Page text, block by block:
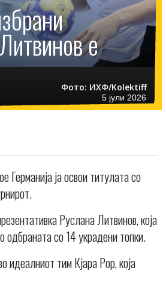
е
5 јули 2026
Фото: ИХФ/Kolektiff
Германија ја освои титулата со
Руслана Литвинов, која
одбраната со 14 украдени топки.
идеалниот тим Кјара Рор, која